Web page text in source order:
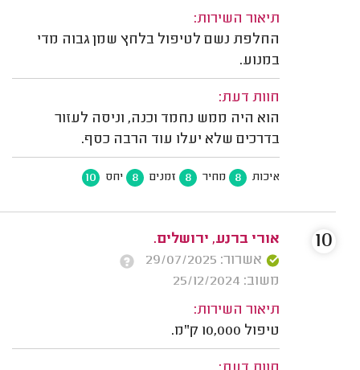
תיאור השירות:
החלפת נשם לטיפול בלחץ שמן גבוה מדי
במנוע.
חוות דעת:
הוא היה ממש נחמד וכנה, וניסה לעזור
בדרכים שלא יעלו עוד הרבה כסף.
איכות 8 מחיר 8 זמנים 8 יחס 10
אורי ברנע, ירושלים.
אשרור: 29/07/2025
משוב: 25/12/2024
תיאור השירות:
טיפול 10,000 ק"מ.
10